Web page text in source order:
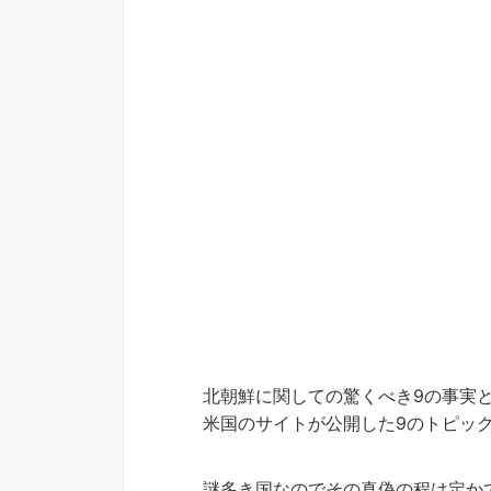
北朝鮮に関しての驚くべき9の事実
米国のサイトが公開した9のトピック